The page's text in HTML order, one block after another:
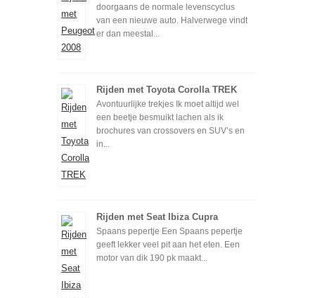
doorgaans de normale levenscyclus
van een nieuwe auto. Halverwege vindt
er dan meestal...
Rijden met Toyota Corolla TREK
Avontuurlijke trekjes Ik moet altijd wel
een beetje besmuikt lachen als ik
brochures van crossovers en SUV’s en
in...
Rijden met Seat Ibiza Cupra
Spaans pepertje Een Spaans pepertje
geeft lekker veel pit aan het eten. Een
motor van dik 190 pk maakt...